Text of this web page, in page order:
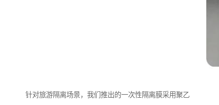
针对旅游隔离场景，我们推出的一次性隔离膜采用聚乙